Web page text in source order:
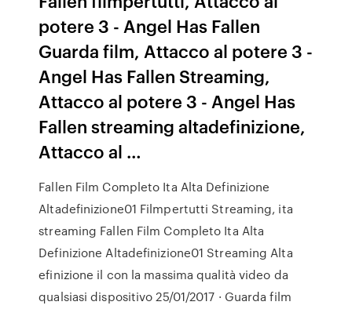
potere 3 - Angel Has Fallen
Guarda film, Attacco al potere 3 -
Angel Has Fallen Streaming,
Attacco al potere 3 - Angel Has
Fallen streaming altadefinizione,
Attacco al …
Fallen Film Completo Ita Alta Definizione
Altadefinizione01 Filmpertutti Streaming, ita
streaming Fallen Film Completo Ita Alta
Definizione Altadefinizione01 Streaming Alta
efinizione il con la massima qualità video da
qualsiasi dispositivo 25/01/2017 · Guarda film